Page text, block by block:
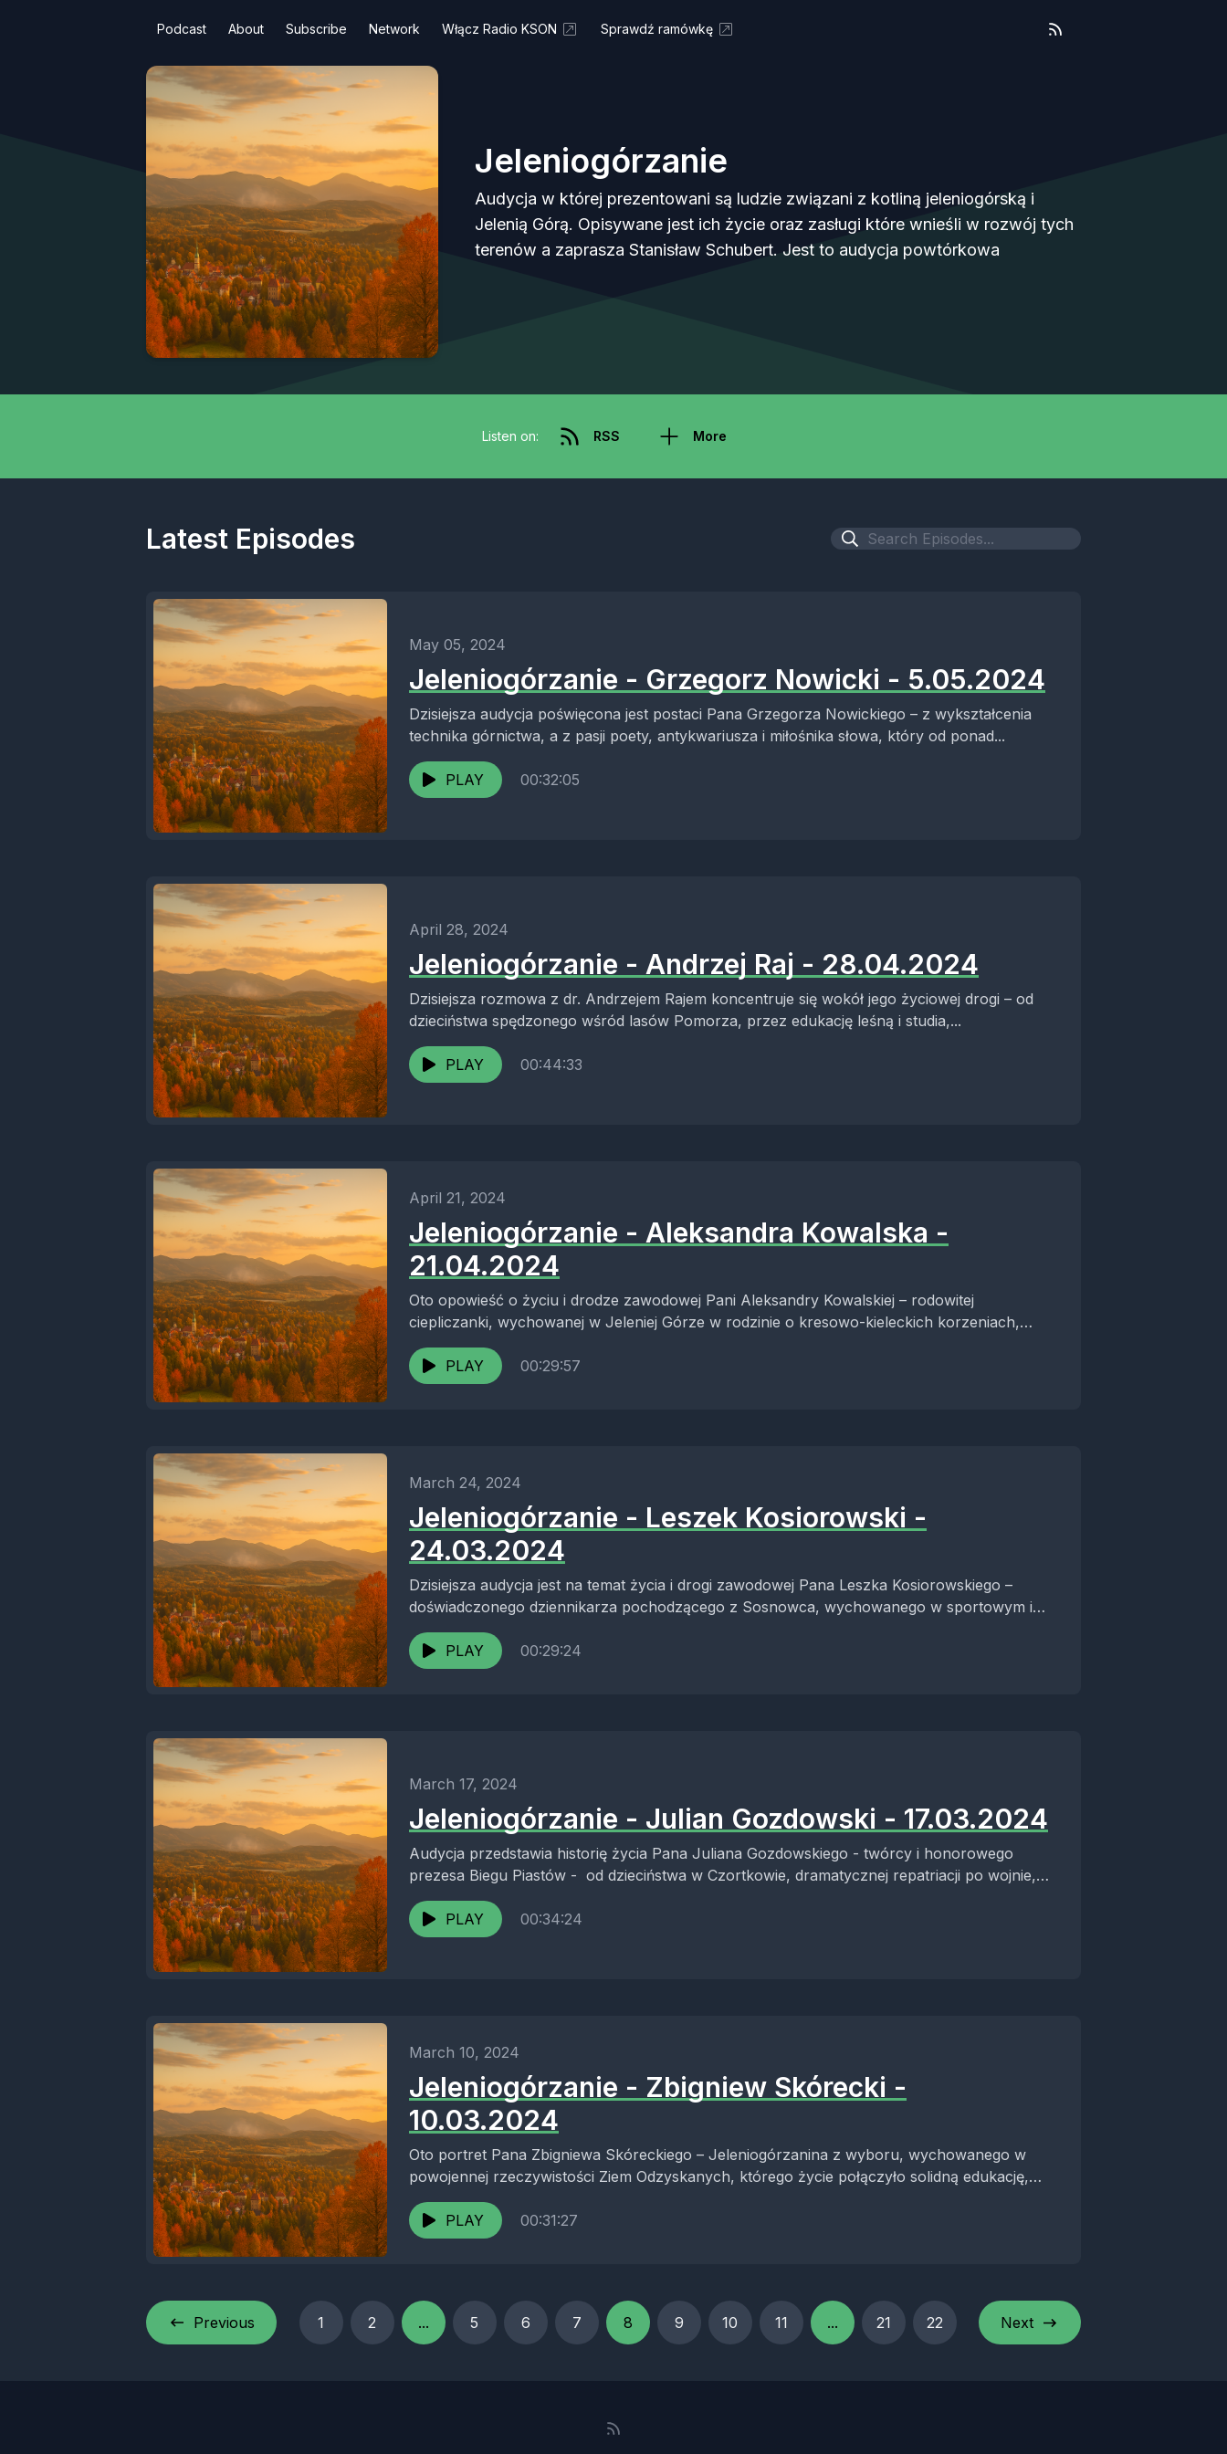
Podcast About Subscribe Network Włącz Radio KSON Sprawdź ramówkę
Jeleniogórzanie
Audycja w której prezentowani są ludzie związani z kotliną jeleniogórską i
Jelenią Górą. Opisywane jest ich życie oraz zasługi które wnieśli w rozwój tych
terenów a zaprasza Stanisław Schubert. Jest to audycja powtórkowa
Listen on: RSS More
Latest Episodes
May 05, 2024
Jeleniogórzanie - Grzegorz Nowicki - 5.05.2024
Dzisiejsza audycja poświęcona jest postaci Pana Grzegorza Nowickiego – z wykształcenia
technika górnictwa, a z pasji poety, antykwariusza i miłośnika słowa, który od ponad...
PLAY 00:32:05
April 28, 2024
Jeleniogórzanie - Andrzej Raj - 28.04.2024
Dzisiejsza rozmowa z dr. Andrzejem Rajem koncentruje się wokół jego życiowej drogi – od
dzieciństwa spędzonego wśród lasów Pomorza, przez edukację leśną i studia,...
PLAY 00:44:33
April 21, 2024
Jeleniogórzanie - Aleksandra Kowalska -
21.04.2024
Oto opowieść o życiu i drodze zawodowej Pani Aleksandry Kowalskiej – rodowitej
ciepliczanki, wychowanej w Jeleniej Górze w rodzinie o kresowo-kieleckich korzeniach,
która od...
PLAY
00:29:57
March 24, 2024
Jeleniogórzanie - Leszek Kosiorowski -
24.03.2024
Dzisiejsza audycja jest na temat życia i drogi zawodowej Pana Leszka Kosiorowskiego –
doświadczonego dziennikarza pochodzącego z Sosnowca, wychowanego w sportowym i
aktywnym środowisku,...
PLAY
00:29:24
March 17, 2024
Jeleniogórzanie - Julian Gozdowski - 17.03.2024
Audycja przedstawia historię życia Pana Juliana Gozdowskiego - twórcy i honorowego
prezesa Biegu Piastów - od dzieciństwa w Czortkowie, dramatycznej repatriacji po wojnie,
osiedlenia...
PLAY
00:34:24
March 10, 2024
Jeleniogórzanie - Zbigniew Skórecki -
10.03.2024
Oto portret Pana Zbigniewa Skóreckiego – Jeleniogórzanina z wyboru, wychowanego w
powojennej rzeczywistości Ziem Odzyskanych, którego życie połączyło solidną edukację,
karierę w „białym górnictwie”...
PLAY
00:31:27
Previous 1 2 ... 5 6 7 8 9 10 11 ... 21 22 Next